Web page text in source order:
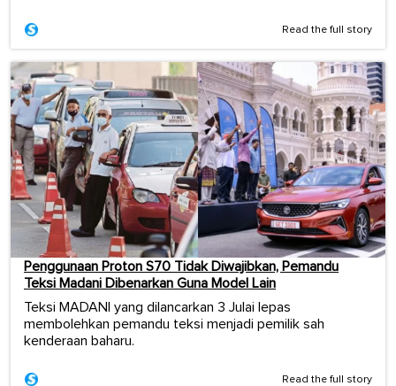
Read the full story
Penggunaan Proton S70 Tidak Diwajibkan, Pemandu
Teksi Madani Dibenarkan Guna Model Lain
Teksi MADANI yang dilancarkan 3 Julai lepas
membolehkan pemandu teksi menjadi pemilik sah
kenderaan baharu.
Read the full story